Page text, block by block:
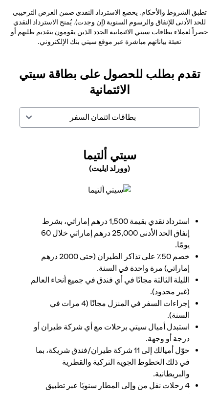
تطبق الشروط والأحكام. يخضع الاسترداد النقدي ضمن العرض الترحيبي
للحد الأدنى للإنفاق والرسوم السنوية (إن وجدت). يُمنح الاسترداد النقدي
حصراً لعملاء بطاقات سيتي الائتمانية الجدد الذين يقومون بتقديم طلبهم أو
تعبئة بياناتهم مباشرة عبر موقع سيتي بنك الإلكتروني.
تقدم بطلب للحصول على بطاقة سيتي
الائتمانية
بطاقات ائتمان السفر
سيتي ألتيما
(وورلد ايليت)
استرداد نقدي بقيمة 1,500 درهم إماراتي، بشرط
إنفاق الحد الأدنى 25,000 درهم إماراتي خلال 60
يومًا.
خصم 50٪ على تذاكر الطيران (حتى 2000 درهم
إماراتي) مرة واحدة في السنة.
الليلة الثالثة مجانًا في أي فندق في جميع أنحاء العالم
(غير محدود).
إجراءات السفر في المنزل مجانًا (4 مرات في
السنة).
استبدل أميال سيتي برحلات مع أي شركة طيران أو
درجة أو وجهة.
حوّل أميالك إلى 11 شركة طيران/فندق شريكة، بما
في ذلك الخطوط الجوية التركية والقطرية
والبريطانية.
4 رحلات نقل من وإلى المطار سنويًا عبر تطبيق